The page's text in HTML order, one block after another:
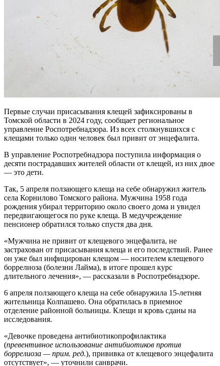
Первые случаи присасывания клещей зафиксированы в
Томской области в 2024 году, сообщает региональное
управление Роспотребнадзора. Из всех столкнувшихся с
клещами только один человек был привит от энцефалита.
В управление Роспотребнадзора поступила информация о
десяти пострадавших жителей области от клещей, из них двое
— это дети.
Так, 5 апреля ползающего клеща на себе обнаружил житель
села Корнилово Томского района. Мужчина 1958 года
рождения убирал территорию около своего дома и увидел
передвигающегося по руке клеща. В медучреждение
пенсионер обратился только спустя два дня.
«Мужчина не привит от клещевого энцефалита, не
застрахован от присасывания клеща и его последствий. Ранее
он уже был инфицирован клещом — носителем клещевого
боррелиоза (болезни Лайма), в итоге прошел курс
длительного лечения», — рассказали в Роспотребнадзоре.
6 апреля ползающего клеща на себе обнаружила 15-летняя
жительница Колпашево. Она обратилась в приемное
отделение районной больницы. Клещи и кровь сданы на
исследования.
«Девочке проведена антибиотикопрофилактика
(превентивное использование антибиотиков против
боррелиоза — прим. ред.), прививка от клещевого энцефалита
отсутствует», — уточнили санврачи.